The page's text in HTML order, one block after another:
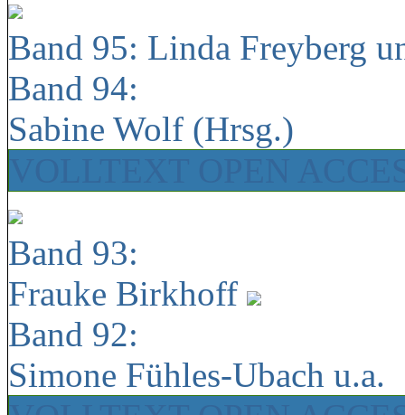
Band 95: Linda Freyberg
Band 94:
Sabine Wolf (Hrsg.)
Band 93:
Frauke Birkhoff
Band 92:
Simone Fühles-Ubach u.a.